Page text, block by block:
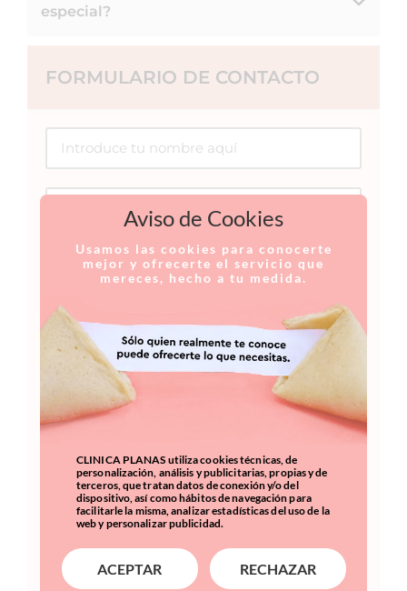
especial?
FORMULARIO DE CONTACTO
Acepto recibir información
comercial, incluso por correo
He leído y acepto laPolítica de
Privacidad
Una Consulta de Segunda Opinión para
obtener feedback médico sobre una
Aviso de Cookies
Usamos las cookies para conocerte
mejor y ofrecerte el servicio que
mereces, hecho a tu medida.
CLINICA PLANAS utiliza cookies técnicas, de
personalización, análisis y publicitarias, propias y de
terceros, que tratan datos de conexión y/o del
dispositivo, así como hábitos de navegación para
facilitarle la misma, analizar estadísticas del uso de la
web y personalizar publicidad.
ACEPTAR RECHAZAR